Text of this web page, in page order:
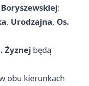
:
, Urodzajna, Os.
Żyznej będą
obu kierunkach